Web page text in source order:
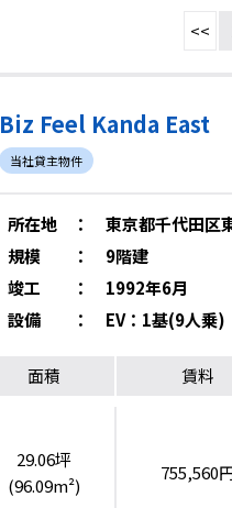
<<
Biz Feel Kanda East
当社貸主物件
所在地 ：
東京都千代田区
規模
：
9階建
竣工
：
1992年6月
設備
： EV：1基(9人乗)
面積 賃料
29.06坪
(96.09m²)
755,560